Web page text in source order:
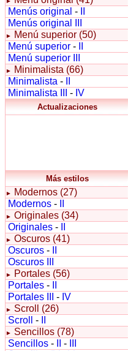
Menús original -
Menús original III
►
Menú superior (50)
Menú superior -
Menú superior III
►
Minimalista (66)
Minimalista -
Minimalista III
- IV
Actualizaciones
Más estilos
►
Modernos (27)
Modernos -
► Originales (34)
Originales -
► Oscuros (41)
Oscuros -
Oscuros III
►
Portales (56)
Portales -
Portales III
- IV
►
Scroll (26)
Scroll
-
►
Sencillos (78)
Sencillos - -